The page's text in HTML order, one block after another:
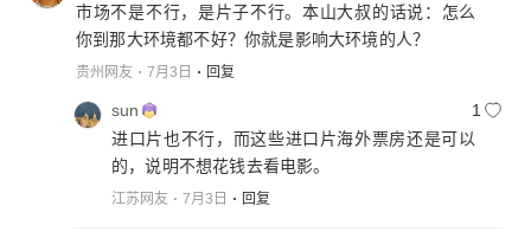
市场不是不行，是片子不行。本山大叔的话说：怎么
你到那大环境都不好？你就是影响大环境的人？
贵州网友 7月3日 回复
sun
1
进口片也不行，而这些进口片海外票房还是可以
的，说明不想花钱去看电影。
江苏网友 7月3日 回复